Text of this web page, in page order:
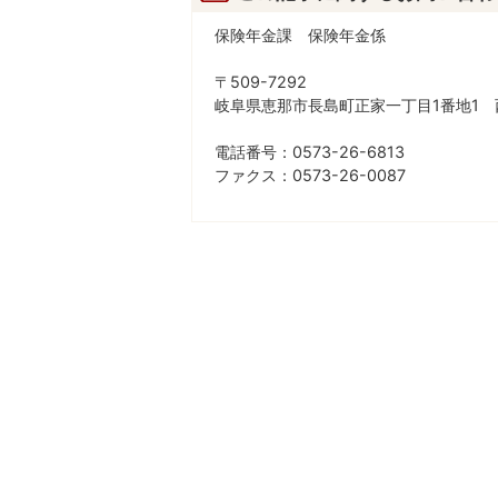
保険年金課 保険年金係
〒509-7292
岐阜県恵那市長島町正家一丁目1番地1
電話番号：0573-26-6813
ファクス：0573-26-0087